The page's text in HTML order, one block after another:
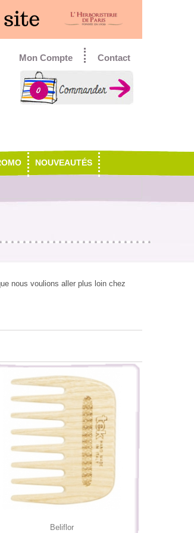
Contact
Mon Compte
0
NOUVEAUTÉS
nous voulions aller plus loin chez
Beliflor